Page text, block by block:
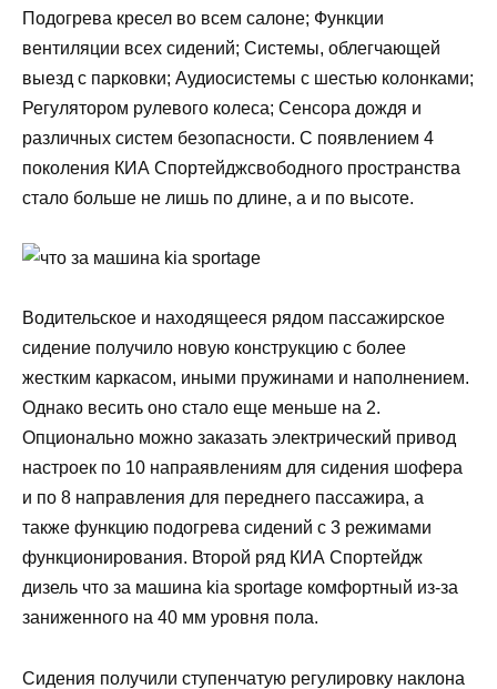
Подогрева кресел во всем салоне; Функции
вентиляции всех сидений; Системы, облегчающей
выезд с парковки; Аудиосистемы с шестью колонками;
Регулятором рулевого колеса; Сенсора дождя и
различных систем безопасности. С появлением 4
поколения КИА Спортейджсвободного пространства
стало больше не лишь по длине, а и по высоте.
Водительское и находящееся рядом пассажирское
сидение получило новую конструкцию с более
жестким каркасом, иными пружинами и наполнением.
Однако весить оно стало еще меньше на 2.
Опционально можно заказать электрический привод
настроек по 10 напраявлениям для сидения шофера
и по 8 направления для переднего пассажира, а
также функцию подогрева сидений с 3 режимами
функционирования. Второй ряд КИА Спортейдж
дизель что за машина kia sportage комфортный из-за
заниженного на 40 мм уровня пола.
Сидения получили ступенчатую регулировку наклона